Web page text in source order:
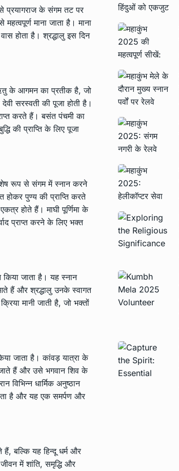
प्रयागराज के संगम तट पर
माना जाता है। माना
होता है। श्रद्धालु इस दिन
के आगमन का प्रतीक है, जो
सरस्वती की पूजा होती है।
करते हैं। बसंत पंचमी का
की प्राप्ति के लिए पूजा
रूप से संगम में स्नान करने
होकर पुण्य की प्राप्ति करते
होते हैं। माघी पूर्णिमा के
प्राप्त करने के लिए भक्त
जाता है। यह स्नान
हैं और श्रद्धालु उनके स्वागत
मानी जाती है, जो भक्तों
जाता है। कांवड़ यात्रा के
हैं और उसे भगवान शिव के
विभिन्न धार्मिक अनुष्ठान
है और यह एक समर्पण और
हैं, बल्कि यह हिन्दू धर्म और
में शांति, समृद्धि और